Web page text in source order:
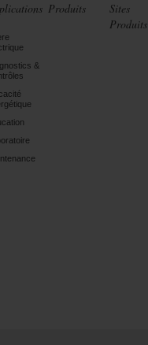
&
Produits
Sites
Produits